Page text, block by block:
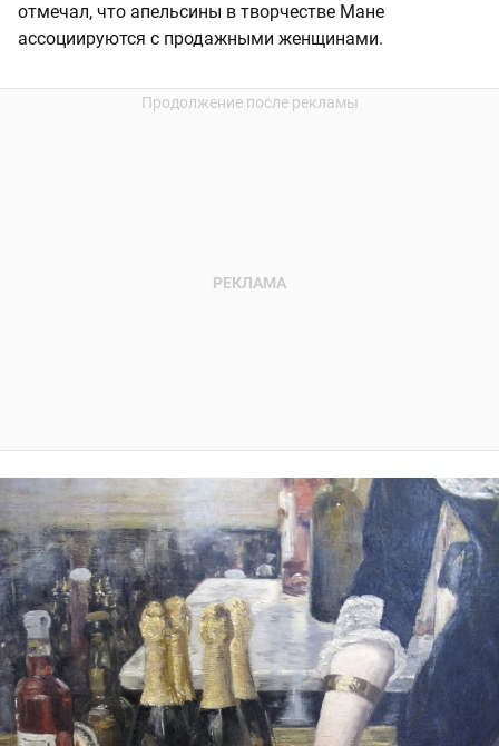
отмечал, что апельсины в творчестве Мане
ассоциируются с продажными женщинами.